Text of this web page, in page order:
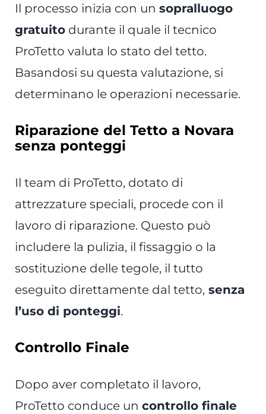
Il processo inizia con un sopralluogo
gratuito durante il quale il tecnico
ProTetto valuta lo stato del tetto.
Basandosi su questa valutazione, si
determinano le operazioni necessarie.
Riparazione del Tetto a Novara
senza ponteggi
Il team di ProTetto, dotato di
attrezzature speciali, procede con il
lavoro di riparazione. Questo può
includere la pulizia, il fissaggio o la
sostituzione delle tegole, il tutto
eseguito direttamente dal tetto, senza
l’uso di ponteggi.
Controllo Finale
Dopo aver completato il lavoro,
ProTetto conduce un controllo finale